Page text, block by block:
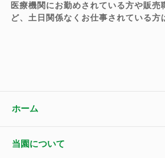
医療機関にお勤めされている方や販売
ど、土日関係なくお仕事されている方
ホーム
当園について